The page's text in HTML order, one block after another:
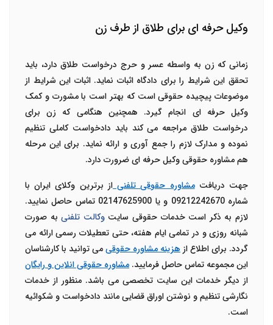
وکیل حرفه ای برای طلاق از طرف زن
زمانی که زن به واسطه عسر و حرج درخواست طلاق دارد، باید
تحقق این شرایط را برای دادگاه اثبات نماید. اثبات این شرایط از
موضوعات پیچیده حقوقی است که بهتر است با مشورت و کمک
وکیل حرفه ای انجام گیرد. همچنین هنگامی که زن برای
درخواست طلاق مراجعه می کند باید دادخواست کاملی تنظیم
نموده و مدارک لازم را جمع آوری و ارائه نماید. برای این مرحله
هم مشاوره حقوقی وکیل حرفه ای ضرورت دارد.
جهت دریافتمشاوره حقوقیتلفنیاز برترین وکلای ایران با
شماره 09212242670 و یا 02147625900 تماس حاصل نمایید
.
لازم به ذکر است خدمات حقوقی سایتوکالت تلفنیبه صورت
شبانه روزی و در تمامی ایام هفته، حتی تعطیلات رسمی ارائه می
گردد. برای اطلاع از هزینه مشاوره حقوقیمی توانید با کارشناسان
این مجموعه تماس حاصل فرمایید. مشاوره حقوقی انلاین و رایگان
از دیگر خدمات این سایت تخصصی می باشد. منظور از خدمات
نگارشی تنظیم و نوشتن اوراق قضایی مانند دادخواست و شکوائیه
است.